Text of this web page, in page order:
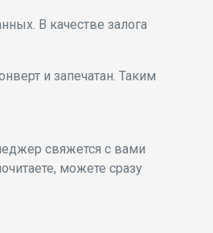
В качестве залога
и запечатан. Таким
свяжется с вами
можете сразу